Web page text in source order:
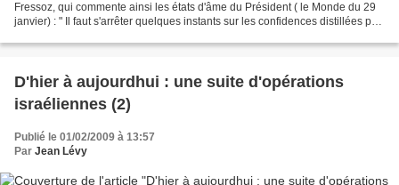
Fressoz, qui commente ainsi les états d'âme du Président ( le Monde du 29
janvier) : " Il faut s'arrêter quelques instants sur les confidences distillées par
D'hier à aujourdhui : une suite d'opérations
israéliennes (2)
Publié le 01/02/2009 à 13:57
Par Jean Lévy